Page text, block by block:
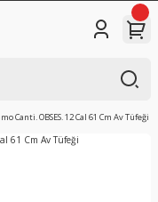
Canti. OBSES. 12 Cal 61 Cm Av Tüfeği